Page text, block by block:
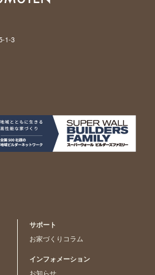
1-3
サポート
お家づくりコラム
インフォメーション
お知らせ